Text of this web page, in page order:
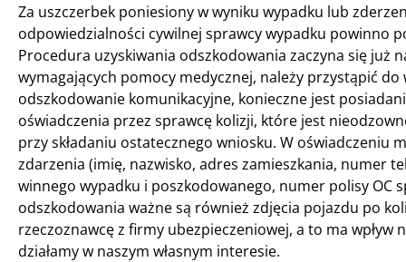
Za uszczerbek poniesiony w wyniku wypadku lub
odpowiedzialności cywilnej sprawcy wypadku powinno
Procedura uzyskiwania odszkodowania zaczyna się już
wymagających pomocy medycznej, należy przystąpić
odszkodowanie komunikacyjne, konieczne jest
oświadczenia przez sprawcę kolizji, które jest
przy składaniu ostatecznego wniosku. W oświadczeniu
zdarzenia (imię, nazwisko, adres zamieszkania, numer
winnego wypadku i poszkodowanego, numer polisy OC
odszkodowania ważne są również zdjęcia pojazdu po
rzeczoznawcę z firmy ubezpieczeniowej, a to ma
działamy w naszym własnym interesie.